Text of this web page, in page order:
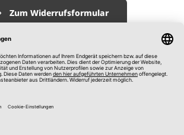
Zum Widerrufsformular
Impressum
AGB
Datenschutz